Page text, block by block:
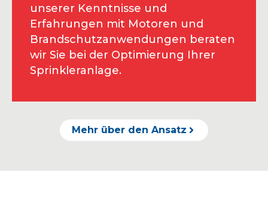
unserer Kenntnisse und
Erfahrungen mit Motoren und
Brandschutzanwendungen beraten
wir Sie bei der Optimierung Ihrer
Sprinkleranlage.
Mehr über den Ansatz